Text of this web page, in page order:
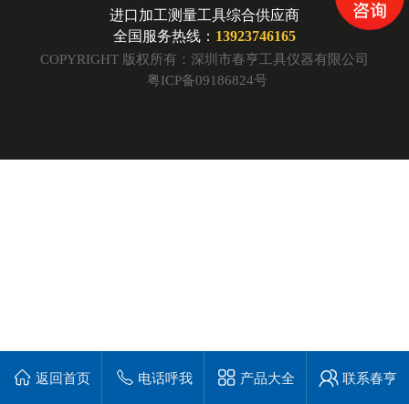
进口加工测量工具综合供应商
全国服务热线： 13923746165
COPYRIGHT 版权所有：深圳市春亨工具仪器有限公司
粤ICP备09186824号
返回首页 电话呼我 产品大全 联系春亨